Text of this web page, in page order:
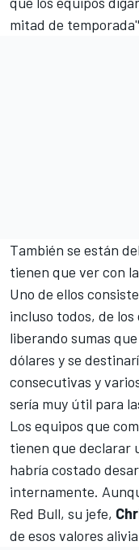
mitad de
También se están
tienen que ver con
Uno de ellos
incluso todos, de
liberando sumas
dólares y se
consecutivas y
sería muy útil para
Los equipos que
tienen que declarar
habría costado
internamente.
Red Bull, su jefe,
de esos valores